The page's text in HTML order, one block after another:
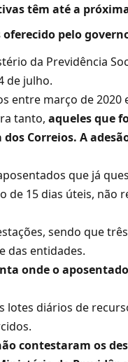
têm até a
pelo
da Previdência
de julho.
entre março de 2020
tanto,aqueles que
Correios. A
que já
de 15 dias úteis, não
sendo que
das entidades.
onde o
diários de
contestaram os